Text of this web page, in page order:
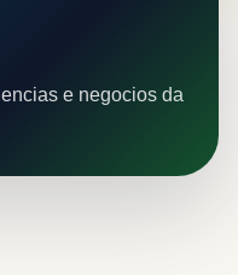
e negocios da